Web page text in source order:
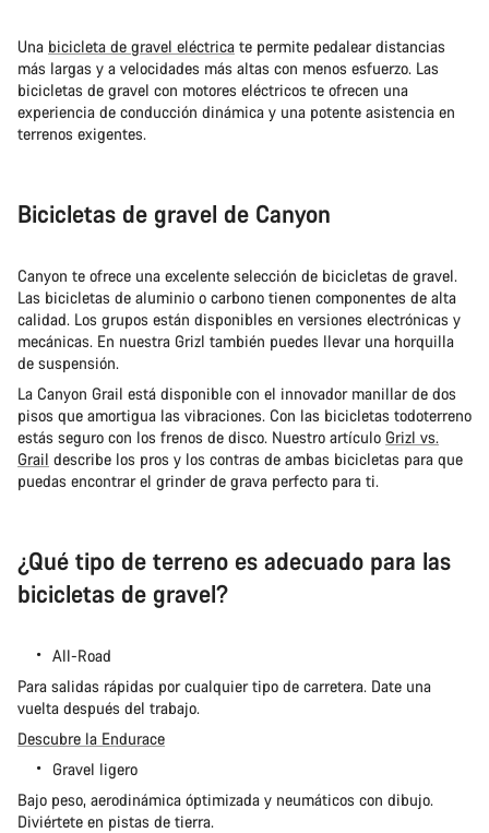
Una bicicleta de gravel eléctrica te permite pedalear distancias
más largas y a velocidades más altas con menos esfuerzo. Las
bicicletas de gravel con motores eléctricos te ofrecen una
experiencia de conducción dinámica y una potente asistencia en
terrenos exigentes.
Bicicletas de gravel de Canyon
Canyon te ofrece una excelente selección de bicicletas de gravel.
Las bicicletas de aluminio o carbono tienen componentes de alta
calidad. Los grupos están disponibles en versiones electrónicas y
mecánicas. En nuestra Grizl también puedes llevar una horquilla
de suspensión.
La Canyon Grail está disponible con el innovador manillar de dos
pisos que amortigua las vibraciones. Con las bicicletas todoterreno
estás seguro con los frenos de disco. Nuestro artículo Grizl vs.
Grail describe los pros y los contras de ambas bicicletas para que
puedas encontrar el grinder de grava perfecto para ti.
¿Qué tipo de terreno es adecuado para las
bicicletas de gravel?
All-Road
Para salidas rápidas por cualquier tipo de carretera. Date una
vuelta después del trabajo.
Descubre la Endurace
Gravel ligero
Bajo peso, aerodinámica óptimizada y neumáticos con dibujo.
Diviértete en pistas de tierra.